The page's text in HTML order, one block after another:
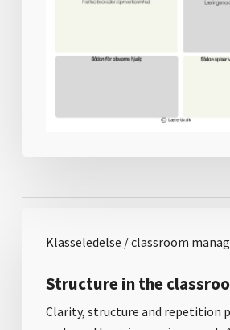
Klasseledelse / classroom
Structure in the
Clarity, structure and repetition